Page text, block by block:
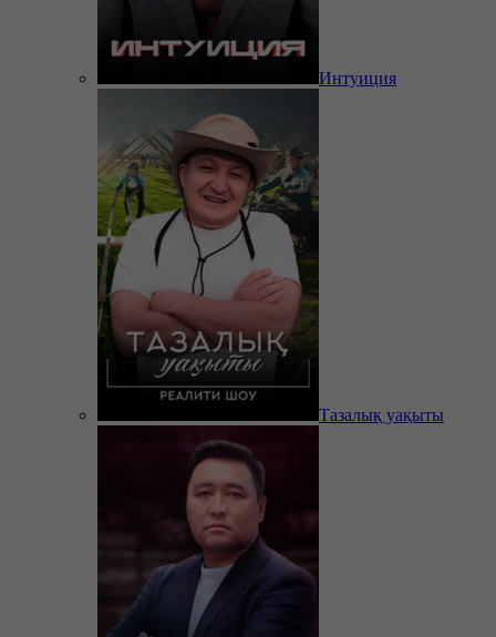
Интуиция
Тазалық уақыты